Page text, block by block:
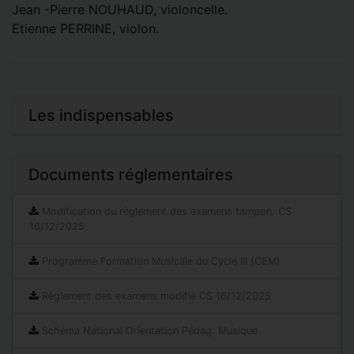
Jean -Pierre NOUHAUD, violoncelle.
Etienne PERRINE, violon.
Les indispensables
Documents réglementaires
Modification du règlement des examens tampon. CS
16/12/2025
Programme Formation Musicale du Cycle III (CEM)
Règlement des examens modifié CS 16/12/2025
Schéma National Orientation Pédag. Musique